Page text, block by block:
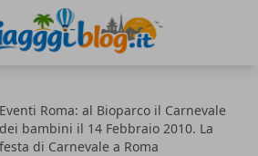
Eventi Roma: al Bioparco il Carnevale
dei bambini il 14 Febbraio 2010. La
festa di Carnevale a Roma